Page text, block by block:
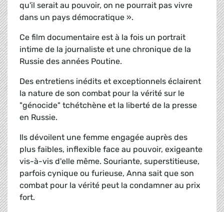
qu'il serait au pouvoir, on ne pourrait pas vivre
dans un pays démocratique ».
Ce film documentaire est à la fois un portrait
intime de la journaliste et une chronique de la
Russie des années Poutine.
Des entretiens inédits et exceptionnels éclairent
la nature de son combat pour la vérité sur le
"génocide" tchétchène et la liberté de la presse
en Russie.
Ils dévoilent une femme engagée auprès des
plus faibles, inflexible face au pouvoir, exigeante
vis-à-vis d'elle même. Souriante, superstitieuse,
parfois cynique ou furieuse, Anna sait que son
combat pour la vérité peut la condamner au prix
fort.